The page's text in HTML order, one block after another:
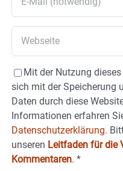
Mit der Nutzung
sich mit der Speicherung
Daten durch diese
Informationen erfahren
Datenschutzerklärung.
unseren Leitfaden für die
Kommentaren. *